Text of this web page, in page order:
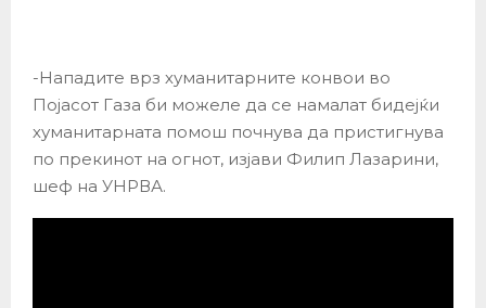
-Нападите врз хуманитарните конвои во
Појасот Газа би можеле да се намалат бидејќи
хуманитарната помош почнува да пристигнува
по прекинот на огнот, изјави Филип Лазарини,
шеф на УНРВА.